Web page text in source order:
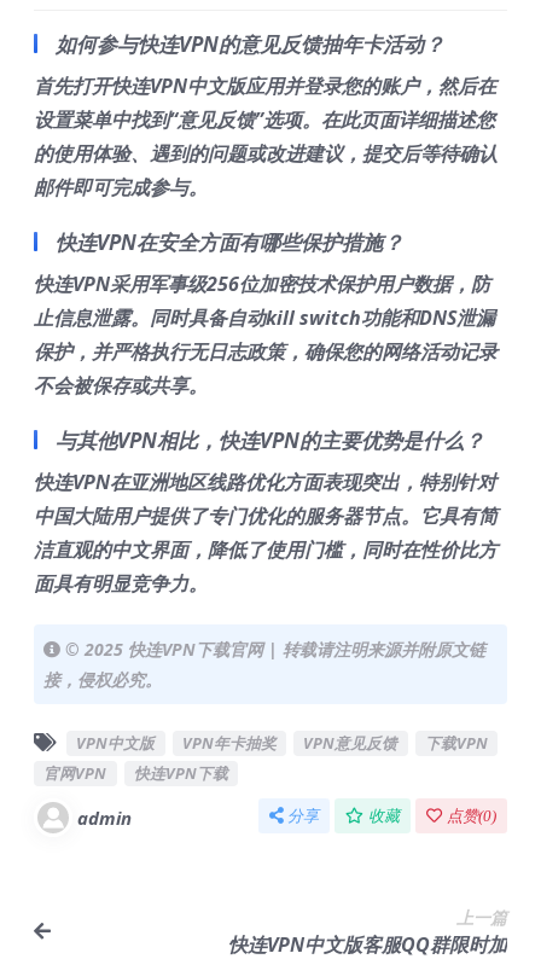
如何参与快连VPN的意见反馈抽年卡活动？
首先打开快连VPN中文版应用并登录您的账户，然后在
设置菜单中找到“意见反馈”选项。在此页面详细描述您
的使用体验、遇到的问题或改进建议，提交后等待确认
邮件即可完成参与。
快连VPN在安全方面有哪些保护措施？
快连VPN采用军事级256位加密技术保护用户数据，防
止信息泄露。同时具备自动kill switch功能和DNS泄漏
保护，并严格执行无日志政策，确保您的网络活动记录
不会被保存或共享。
与其他VPN相比，快连VPN的主要优势是什么？
快连VPN在亚洲地区线路优化方面表现突出，特别针对
中国大陆用户提供了专门优化的服务器节点。它具有简
洁直观的中文界面，降低了使用门槛，同时在性价比方
面具有明显竞争力。
© 2025 快连VPN下载官网 | 转载请注明来源并附原文链
接，侵权必究。
VPN中文版 VPN年卡抽奖 VPN意见反馈
下载VPN
官网VPN
快连VPN下载
admin 分享 收藏 点赞(0)
上一篇
快连VPN中文版客服QQ群限时加